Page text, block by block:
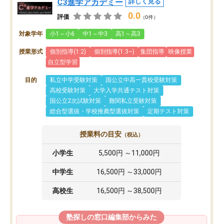
C3進学アカデミー
評価 0.0 （0件）
対象学年 小1～小6 中1～中3 高1～高3
授業形式 個別指導(1:2) 個別指導(1:3~) 集団指導 映像授業
自立型学習
目的 私立中学受験対策
国公立中高一貫校受験対策
高校受験対策
大学入学共通テスト対策
国公立2次試験対策
難関私立受験対策
総合型選抜・学校推薦型選抜対策
定期テスト対策
授業料の目安 （税込）
小学生 5,500円 ～11,000円
中学生 16,500円 ～33,000円
高校生 16,500円 ～38,500円
塾探しの窓口編集部からみた